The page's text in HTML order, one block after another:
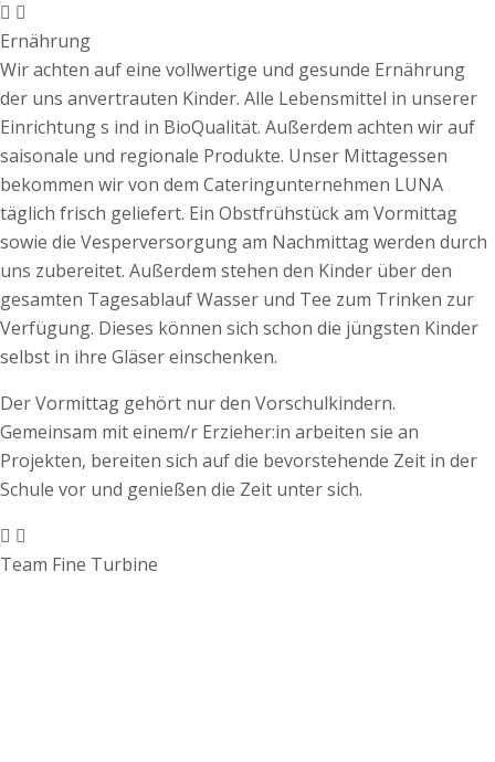
Ernährung
Wir achten auf eine vollwertige und gesunde Ernährung
der uns anvertrauten Kinder. Alle Lebensmittel in unserer
Einrichtung s ind in BioQualität. Außerdem achten wir auf
saisonale und regionale Produkte. Unser Mittagessen
bekommen wir von dem Cateringunternehmen LUNA
täglich frisch geliefert. Ein Obstfrühstück am Vormittag
sowie die Vesperversorgung am Nachmittag werden durch
uns zubereitet. Außerdem stehen den Kinder über den
gesamten Tagesablauf Wasser und Tee zum Trinken zur
Verfügung. Dieses können sich schon die jüngsten Kinder
selbst in ihre Gläser einschenken.
Der Vormittag gehört nur den Vorschulkindern.
Gemeinsam mit einem/r Erzieher:in arbeiten sie an
Projekten, bereiten sich auf die bevorstehende Zeit in der
Schule vor und genießen die Zeit unter sich.
Team Fine Turbine